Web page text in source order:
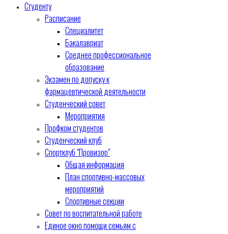
Студенту
Расписание
Специалитет
Бакалавриат
Среднее профессиональное
образование
Экзамен по допуску к
фармацевтической деятельности
Студенческий совет
Мероприятия
Профком студентов
Студенческий клуб
Спортклуб "Провизор"
Общая информация
План спортивно-массовых
мероприятий
Спортивные секции
Совет по воспитательной работе
Единое окно помощи семьям с